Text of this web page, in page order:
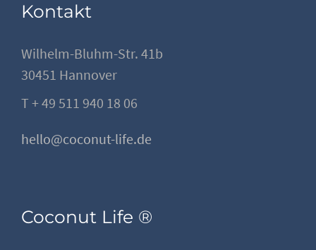
Kontakt
Wilhelm-Bluhm-Str. 41b
30451 Hannover
T + 49 511 940 18 06
hello@coconut-life.de
Coconut Life ®